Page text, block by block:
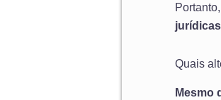
jurídicas
Quais
Mesmo